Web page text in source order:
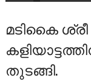
മടികൈ
തുടങ്ങി.